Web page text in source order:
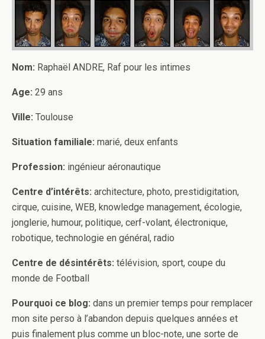
Nom: Raphaël ANDRE, Raf pour les intimes
Age: 29 ans
Ville: Toulouse
Situation familiale: marié, deux enfants
Profession: ingénieur aéronautique
Centre d’intérêts: architecture, photo, prestidigitation,
cirque, cuisine, WEB, knowledge management, écologie,
jonglerie, humour, politique, cerf-volant, électronique,
robotique, technologie en général, radio
Centre de désintérêts: télévision, sport, coupe du
monde de Football
Pourquoi ce blog: dans un premier temps pour remplacer
mon site perso à l’abandon depuis quelques années et
puis finalement plus comme un bloc-note, une sorte de